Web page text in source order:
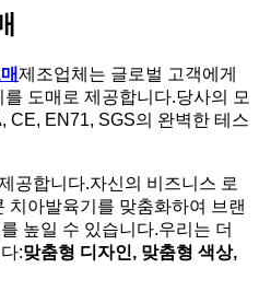
제조업체는 글로벌 고객에게
도매로 제공합니다.당사의 모
CE, EN71, SGS의 완벽한 테스
공합니다.자신의 비즈니스 로
치아발육기를 맞춤화하여 브랜
높일 수 있습니다.우리는 더
:맞춤형 디자인, 맞춤형 색상,